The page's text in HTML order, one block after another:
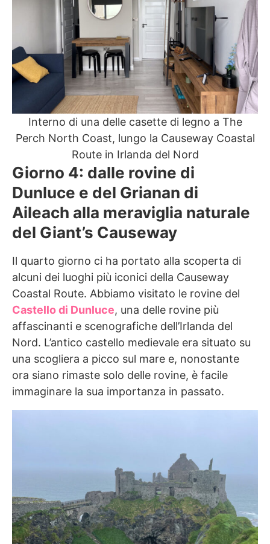
Interno di una delle casette di legno a The
Perch North Coast, lungo la Causeway Coastal
Route in Irlanda del Nord
Giorno 4: dalle rovine di
Dunluce e del Grianan di
Aileach alla meraviglia naturale
del Giant’s Causeway
Il quarto giorno ci ha portato alla scoperta di
alcuni dei luoghi più iconici della Causeway
Coastal Route. Abbiamo visitato le rovine del
Castello di Dunluce, una delle rovine più
affascinanti e scenografiche dell’Irlanda del
Nord. L’antico castello medievale era situato su
una scogliera a picco sul mare e, nonostante
ora siano rimaste solo delle rovine, è facile
immaginare la sua importanza in passato.